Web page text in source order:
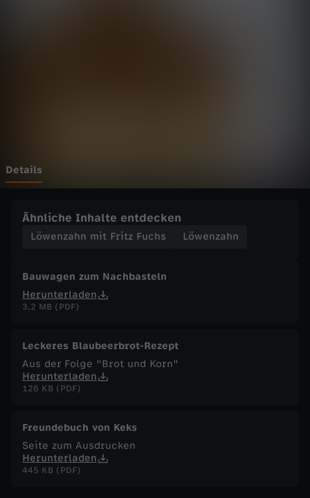
F
i
t
z
F
u
h
s
Details
Ähnliche Inhalte entdecken
Löwenzahn mit Fritz Fuchs Löwenzahn
Bauwagen zum Nachbasteln
Herunterladen
3,2 MB (PDF)
Leckeres Blaubeerbrot-Rezept
Aus der Folge "Brot und Korn"
Herunterladen
126 KB (PDF)
Freundebuch von Keks
Seite zum Ausdrucken
Herunterladen
445 KB (PDF)